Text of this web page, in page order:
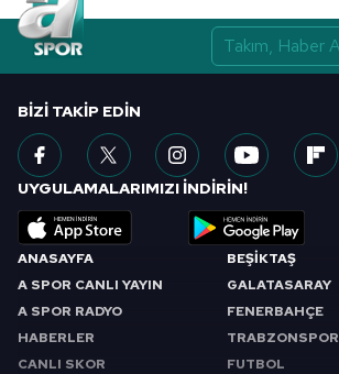
ANASAYFA
A SPOR CANLI YAYIN
A SPOR RADYO
HABERLER
CANLI SKOR
BEŞİKTAŞ
GALATASARAY
FENERBAHÇE
TRABZONSPOR
FUTBOL
BIZI TAKIP EDIN
UYGULAMALARIMIZI İNDİRİN!